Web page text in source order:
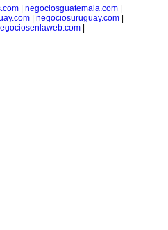
| negociosguatemala.com|
negociosuruguay.com
|